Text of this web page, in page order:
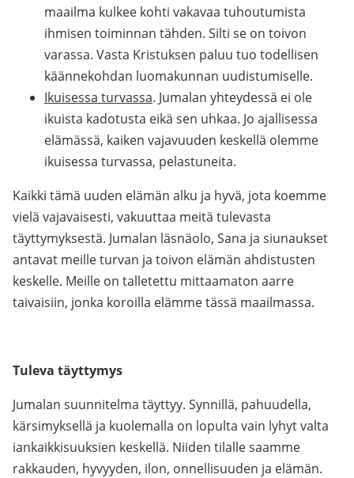
maailma kulkee kohti vakavaa tuhoutumista
ihmisen toiminnan tähden. Silti se on toivon
varassa. Vasta Kristuksen paluu tuo todellisen
käännekohdan luomakunnan uudistumiselle.
Ikuisessa turvassa. Jumalan yhteydessä ei ole
ikuista kadotusta eikä sen uhkaa. Jo ajallisessa
elämässä, kaiken vajavuuden keskellä olemme
ikuisessa turvassa, pelastuneita.
Kaikki tämä uuden elämän alku ja hyvä, jota koemme
vielä vajavaisesti, vakuuttaa meitä tulevasta
täyttymyksestä. Jumalan läsnäolo, Sana ja siunaukset
antavat meille turvan ja toivon elämän ahdistusten
keskelle. Meille on talletettu mittaamaton aarre
taivaisiin, jonka koroilla elämme tässä maailmassa.
Tuleva täyttymys
Jumalan suunnitelma täyttyy. Synnillä, pahuudella,
kärsimyksellä ja kuolemalla on lopulta vain lyhyt valta
iankaikkisuuksien keskellä. Niiden tilalle saamme
rakkauden, hyvyyden, ilon, onnellisuuden ja elämän.